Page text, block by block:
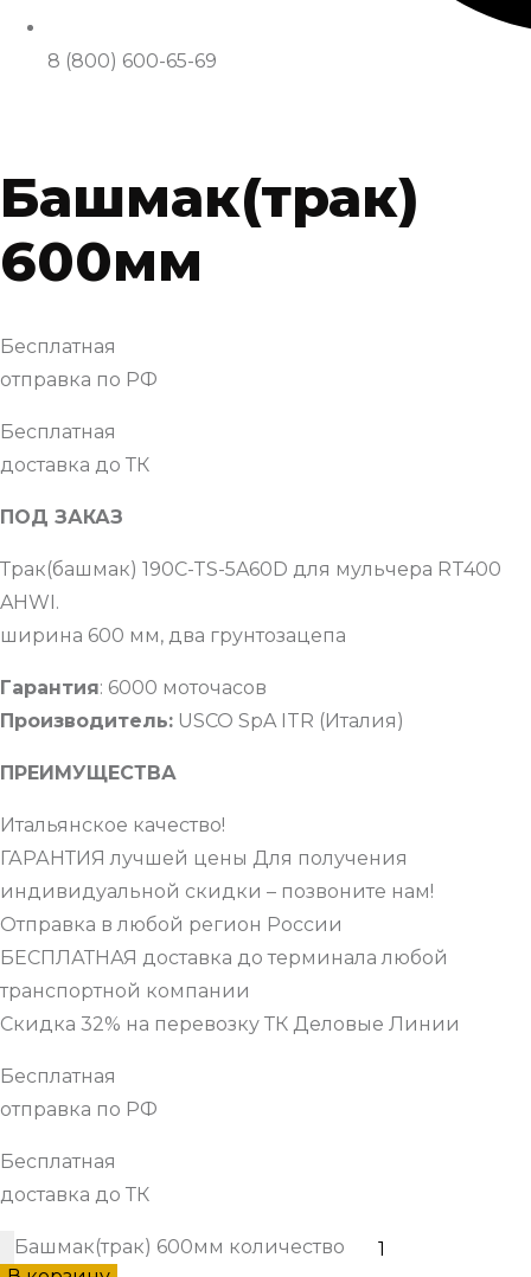
8 (800) 600-65-69
Башмак(трак)
600мм
Бесплатная
отправка по РФ
Бесплатная
доставка до ТК
ПОД ЗАКАЗ
Трак(башмак) 190C-TS-5A60D для мульчера RT400
AHWI.
ширина 600 мм, два грунтозацепа
Гарантия: 6000 моточасов
Производитель: USCO SpA ITR (Италия)
ПРЕИМУЩЕСТВА
Итальянское качество!
ГАРАНТИЯ лучшей цены Для получения
индивидуальной скидки – позвоните нам!
Отправка в любой регион России
БЕСПЛАТНАЯ доставка до терминала любой
транспортной компании
Скидка 32% на перевозку ТК Деловые Линии
Бесплатная
отправка по РФ
Бесплатная
доставка до ТК
Башмак(трак) 600мм количество